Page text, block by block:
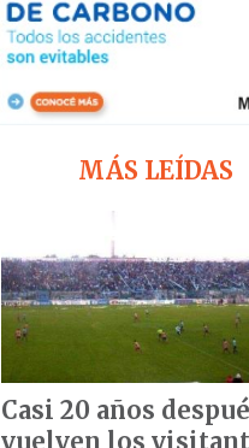
MÁS LEÍDAS
Casi 20 años
vuelven los